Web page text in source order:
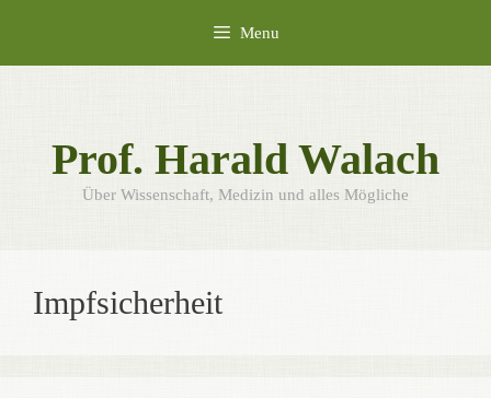
content
Menu
Prof. Harald Walach
Über Wissenschaft, Medizin und alles Mögliche
Impfsicherheit